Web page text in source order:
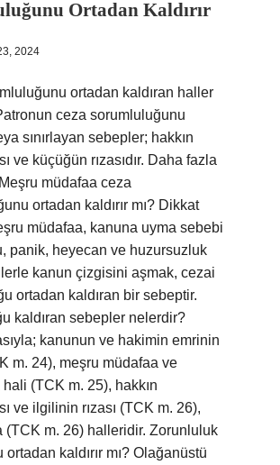
Ortadan Kaldırır
2024
ortadan kaldıran haller
ceza sorumluluğunu
sınırlayan sebepler; hakkın
ve küçüğün rızasıdır. Daha fazla
müdafaa ceza
ortadan kaldırır mı? Dikkat
müdafaa, kanuna uyma sebebi
panik, heyecan ve huzursuzluk
kanun çizgisini aşmak, cezai
ortadan kaldıran bir sebeptir.
kaldıran sebepler nelerdir?
kanunun ve hakimin emrinin
m. 24), meşru müdafaa ve
(TCK m. 25), hakkın
ve ilgilinin rızası (TCK m. 26),
(TCK m. 26) halleridir. Zorunluluk
ortadan kaldırır mı? Olağanüstü